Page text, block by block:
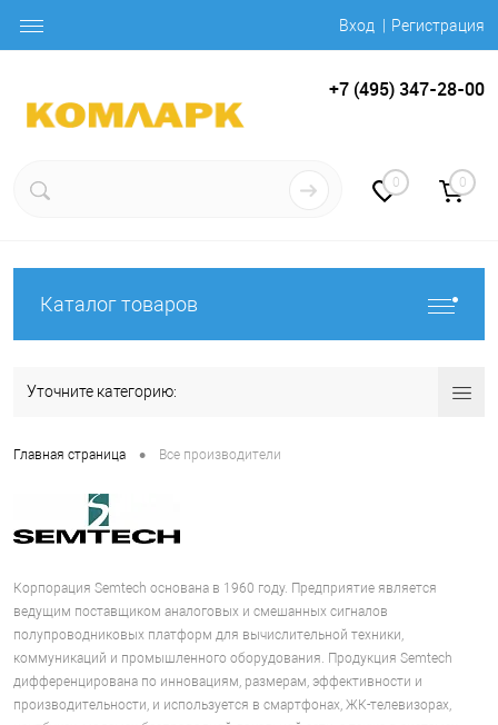
Вход Регистрация
+7 (495) 347-28-00
0 0
Каталог товаров
Уточните категорию:
Главная страница • Все производители
Корпорация Semtech основана в 1960 году. Предприятие является
ведущим поставщиком аналоговых и смешанных сигналов
полупроводниковых платформ для вычислительной техники,
коммуникаций и промышленного оборудования. Продукция Semtech
дифференцирована по инновациям, размерам, эффективности и
производительности, и используется в смартфонах, ЖК-телевизорах,